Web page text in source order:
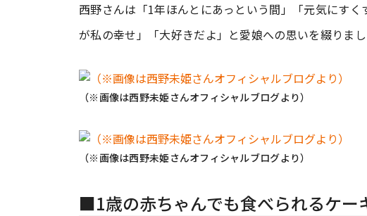
西野さんは「1年ほんとにあっという間」「元気にす
が私の幸せ」「大好きだよ」と愛娘への思いを綴りまし
（※画像は西野未姫さんオフィシャルブログより）
（※画像は西野未姫さんオフィシャルブログより）
■1歳の赤ちゃんでも食べられるケー